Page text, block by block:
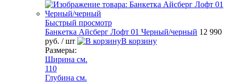
Быстрый просмотр
Банкетка Айсберг Лофт 01 Черный/черный 12 990
руб. / шт
В корзину
Размеры:
Ширина см.
110
Глубина см.